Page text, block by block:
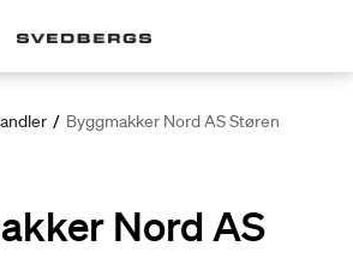
/ Byggmakker Nord AS Støren
Nord AS